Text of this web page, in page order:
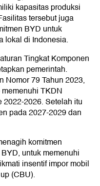
kapasitas produksi
tersebut juga
BYD untuk
lokal di Indonesia.
Tingkat Komponen
pemerintah.
Nomor 79 Tahun 2023,
TKDN
2026. Setelah itu
pada 2027-2029 dan
komitmen
untuk memenuhi
insentif impor mobil
(CBU).